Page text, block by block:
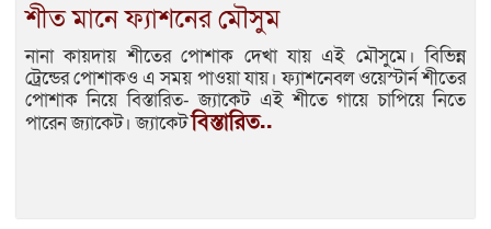
শীত মানে ফ্যাশনের মৌসুম
নানা কায়দায় শীতের পোশাক দেখা যায় এই মৌসুমে। বিভিন্ন
ট্রেন্ডের পোশাকও এ সময় পাওয়া যায়। ফ্যাশনেবল ওয়েস্টার্ন শীতের
পোশাক নিয়ে বিস্তারিত- জ্যাকেট এই শীতে গায়ে চাপিয়ে নিতে
পারেন জ্যাকেট। জ্যাকেটবিস্তারিত..